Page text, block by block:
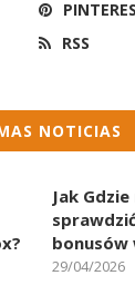
RSS
NOTICIAS
Jak
bonusów
29/04/2026